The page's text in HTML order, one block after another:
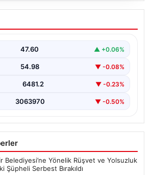
Sturm Graz maçında
kahreden haber!
47.60 ▲ +0.06%
54.98 ▼ -0.08%
6481.2 ▼ -0.23%
3063970 ▼ -0.50%
Belediyesi’ne Yönelik Rüşvet ve Yolsuzluk
Şüpheli Serbest Bırakıldı